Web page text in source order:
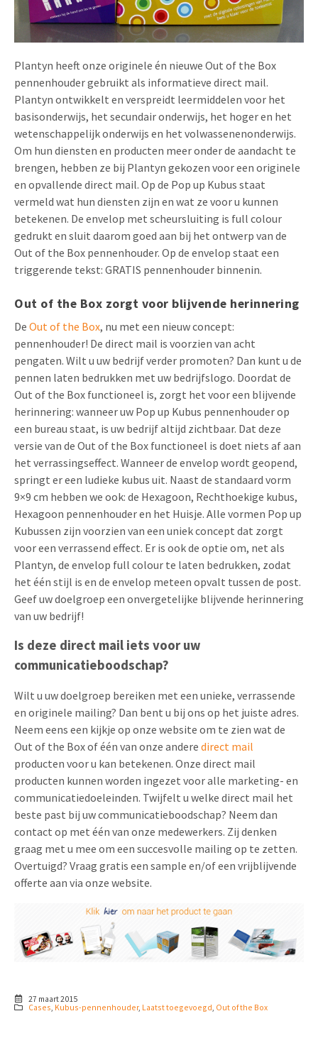
Plantyn heeft onze originele én nieuwe Out of the Box
pennenhouder gebruikt als informatieve direct mail.
Plantyn ontwikkelt en verspreidt leermiddelen voor het
basisonderwijs, het secundair onderwijs, het hoger en het
wetenschappelijk onderwijs en het volwassenenonderwijs.
Om hun diensten en producten meer onder de aandacht te
brengen, hebben ze bij Plantyn gekozen voor een originele
en opvallende direct mail. Op de Pop up Kubus staat
vermeld wat hun diensten zijn en wat ze voor u kunnen
betekenen. De envelop met scheursluiting is full colour
gedrukt en sluit daarom goed aan bij het ontwerp van de
Out of the Box pennenhouder. Op de envelop staat een
triggerende tekst: GRATIS pennenhouder binnenin.
Out of the Box zorgt voor blijvende herinnering
De Out of the Box, nu met een nieuw concept:
pennenhouder! De direct mail is voorzien van acht
pengaten. Wilt u uw bedrijf verder promoten? Dan kunt u de
pennen laten bedrukken met uw bedrijfslogo. Doordat de
Out of the Box functioneel is, zorgt het voor een blijvende
herinnering: wanneer uw Pop up Kubus pennenhouder op
een bureau staat, is uw bedrijf altijd zichtbaar. Dat deze
versie van de Out of the Box functioneel is doet niets af aan
het verrassingseffect. Wanneer de envelop wordt geopend,
springt er een ludieke kubus uit. Naast de standaard vorm
9×9 cm hebben we ook: de Hexagoon, Rechthoekige kubus,
Hexagoon pennenhouder en het Huisje. Alle vormen Pop up
Kubussen zijn voorzien van een uniek concept dat zorgt
voor een verrassend effect. Er is ook de optie om, net als
Plantyn, de envelop full colour te laten bedrukken, zodat
het één stijl is en de envelop meteen opvalt tussen de post.
Geef uw doelgroep een onvergetelijke blijvende herinnering
van uw bedrijf!
Is deze direct mail iets voor uw
communicatieboodschap?
Wilt u uw doelgroep bereiken met een unieke, verrassende
en originele mailing? Dan bent u bij ons op het juiste adres.
Neem eens een kijkje op onze website om te zien wat de
Out of the Box of één van onze andere direct mail
producten voor u kan betekenen. Onze direct mail
producten kunnen worden ingezet voor alle marketing- en
communicatiedoeleinden. Twijfelt u welke direct mail het
beste past bij uw communicatieboodschap? Neem dan
contact op met één van onze medewerkers. Zij denken
graag met u mee om een succesvolle mailing op te zetten.
Overtuigd? Vraag gratis een sample en/of een vrijblijvende
offerte aan via onze website.
27 maart 2015
Cases Kubus-pennenhouder, Laatst toegevoegd Out of the Box
Pop-up Kaarten
Geluidskaarten
Lenticular Cards
Twin Sliders
Tabkaarten
Budget kaarten
Alle producten
Media Marketing
Automotive Marketing
Non-profit Marketing
Marketing in de Zorg
Duurzame Marketing
Marketing voor Scholen
Horeca Marketing
Food Marketing
Uitnodigingen
App-lancering
Kalender maken
Klantenbinding
Over Ons
Vacatures
Contactgegevens
Duurzaamheid
Brochure downloaden